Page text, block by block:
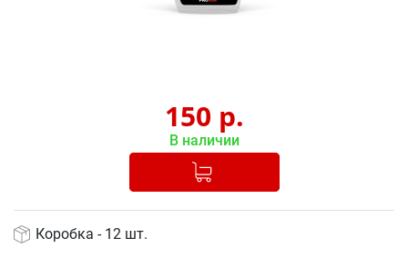
150 р.
В наличии
Добавлено в корзину
Коробка - 12 шт.